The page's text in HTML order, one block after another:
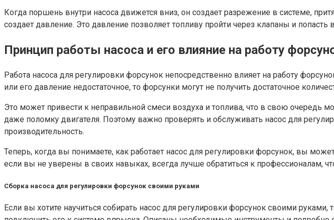
Когда поршень внутри насоса движется вниз, он создает разрежение в системе,
создает давление. Это давление позволяет топливу пройти через клапаны и попасть
Принцип работы насоса и его влияние на работу
Работа насоса для регулировки форсунок непосредственно влияет на работу
или его давление недостаточное, то форсунки могут не получить достаточное
Это может привести к неправильной смеси воздуха и топлива, что в свою очередь
даже поломку двигателя. Поэтому важно проверять и обслуживать насос для
производительность.
Теперь, когда вы понимаете, как работает насос для регулировки форсунок, вы
если вы не уверены в своих навыках, всегда лучше обратиться к профессионалам,
Сборка насоса для регулировки форсунок своими руками
Если вы хотите научиться собирать насос для регулировки форсунок своими